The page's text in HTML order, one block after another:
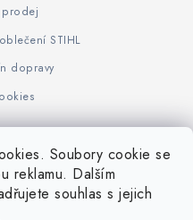
Soubory cookie se
reklamu. Dalším
souhlas s jejich
prodej
STIHL
dopravy
STIHL STIHL Timbersport